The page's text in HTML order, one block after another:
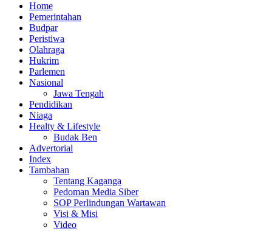
Home
Pemerintahan
Budpar
Peristiwa
Olahraga
Hukrim
Parlemen
Nasional
Jawa Tengah
Pendidikan
Niaga
Healty & Lifestyle
Budak Ben
Advertorial
Index
Tambahan
Tentang Kaganga
Pedoman Media Siber
SOP Perlindungan Wartawan
Visi & Misi
Video